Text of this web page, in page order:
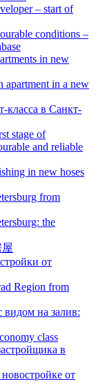
– start of
conditions –
in new
apartment in a new
класса в Санкт-
stage of
and reliable
in new hoses
from
the
от
Region from
видом на залив:
class
в
от